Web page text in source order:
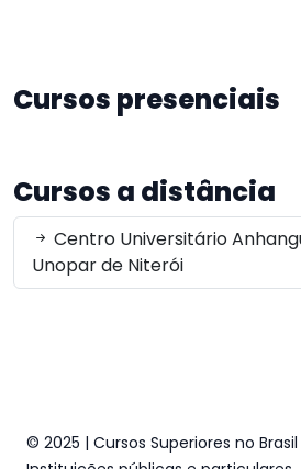
Cursos presenciais
Cursos a distância
Centro Universitário
Unopar de Niterói
© 2025 | Cursos Superiores no Brasil